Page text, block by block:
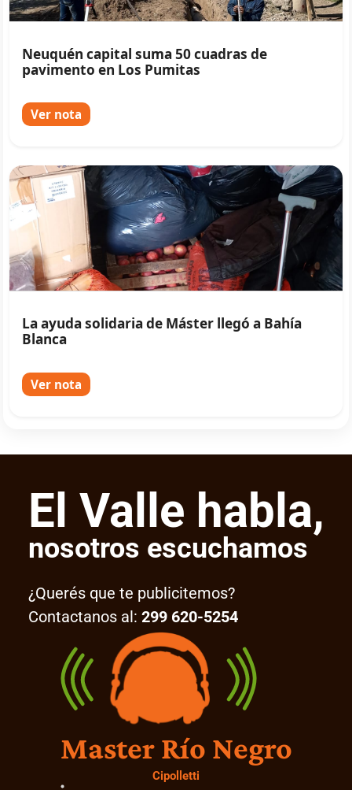
Neuquén capital suma 50 cuadras de
pavimento en Los Pumitas
Ver nota
La ayuda solidaria de Máster llegó a Bahía
Blanca
Ver nota
El Valle habla,
nosotros escuchamos
¿Querés que te publicitemos?
Contactanos al: 299 620-5254
Master Río Negro
Cipolletti